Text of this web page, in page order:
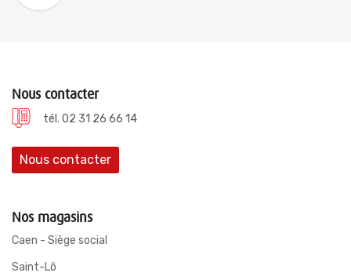
Nous contacter
tél. 02 31 26 66 14
Nous contacter
Nos magasins
Caen - Siège social
Saint-Lô